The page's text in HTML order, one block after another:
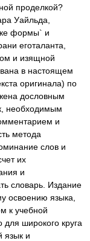
проделкой?
Уайльда,
формы` и
еготаланта,
и изящной
в настоящем
оригинала) по
дословным
необходимым
и
метода
слов и
их
и
словарь. Издание
освоению языка,
к учебной
широкого круга
язык и